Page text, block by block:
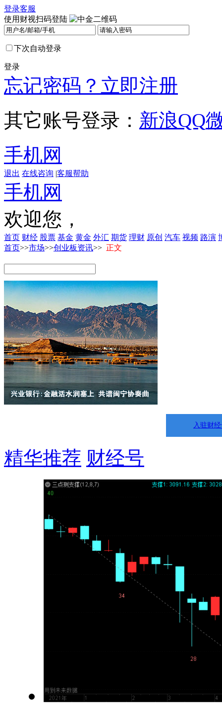
登录客服
使用财视扫码登陆
下次自动登录
登录
忘记密码？ 立即注册
其它账号登录： 新浪QQ
手机网
退出 在线咨询 |客服帮助
手机网
欢迎您，
首页 财经 股票 基金 黄金 外汇 期货 理财 原创 汽车 视频 路演
首页>>市场>>创业板资讯>> 正文
入驻财
精华推荐 财经号